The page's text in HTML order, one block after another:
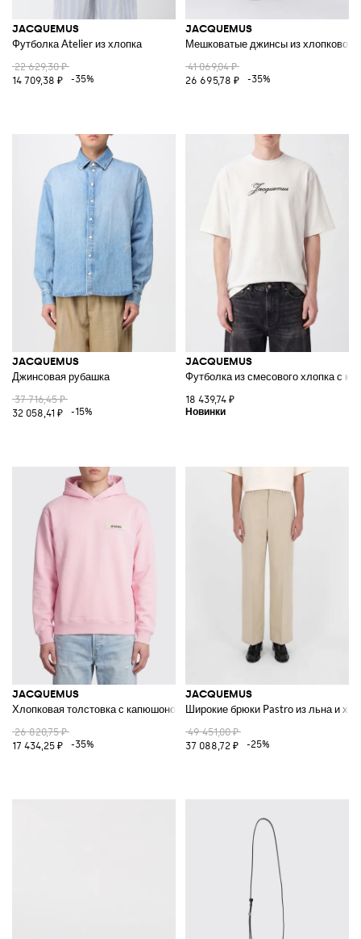
JACQUEMUS
Футболка Atelier из хлопка
22 629,30 ₽
14 709,38 ₽
-35%
JACQUEMUS
Мешковатые джинсы из
41 069,04 ₽
26 695,78 ₽
-35%
JACQUEMUS
Джинсовая рубашка
37 716,45 ₽
32 058,41 ₽
-15%
JACQUEMUS
Футболка из смесового хлопка с
18 439,74 ₽
JACQUEMUS
Хлопковая толстовка с капюшоном
26 820,75 ₽
17 434,25 ₽
-35%
JACQUEMUS
Широкие брюки Pastro из льна и
49 451,00 ₽
37 088,72 ₽
-25%